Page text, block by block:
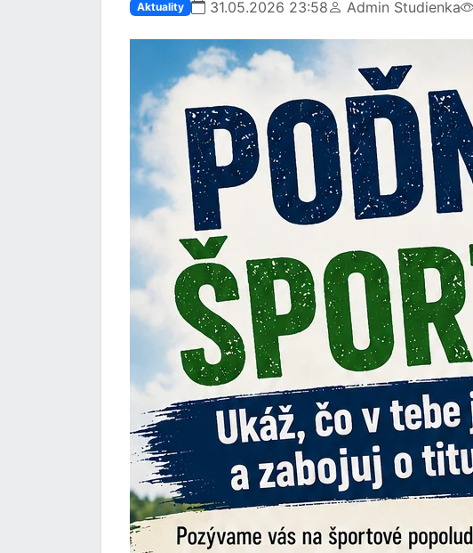
Aktuality 31.05.2026 23:58 Admin Studienka